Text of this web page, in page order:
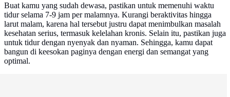
Buat kamu yang sudah dewasa, pastikan untuk memenuhi waktu
tidur selama 7-9 jam per malamnya. Kurangi beraktivitas hingga
larut malam, karena hal tersebut justru dapat menimbulkan masalah
kesehatan serius, termasuk kelelahan kronis. Selain itu, pastikan juga
untuk tidur dengan nyenyak dan nyaman. Sehingga, kamu dapat
bangun di keesokan paginya dengan energi dan semangat yang
optimal.